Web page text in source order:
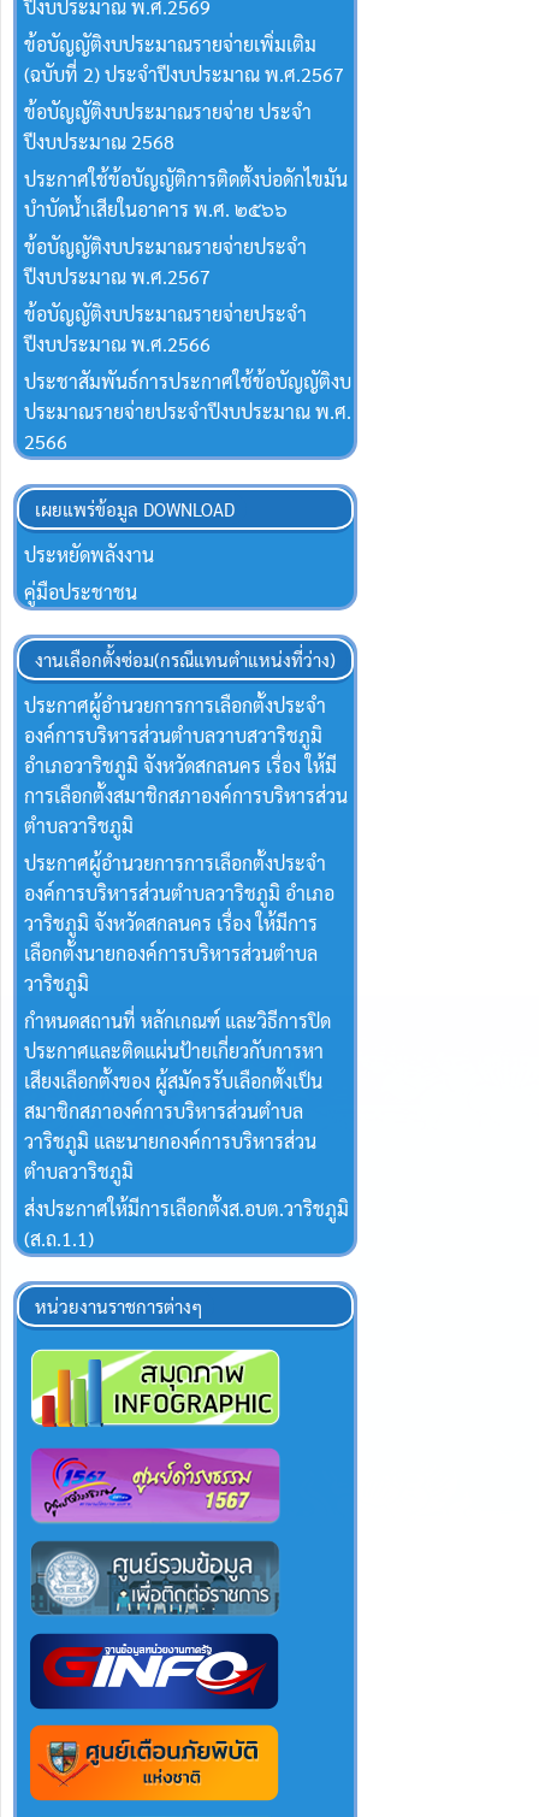
ปีงบประมาณ พ.ศ.2569
ข้อบัญญัติงบประมาณรายจ่ายเพิ่มเติม
(ฉบับที่ 2) ประจำปีงบประมาณ พ.ศ.2567
ข้อบัญญัติงบประมาณรายจ่าย ประจำ
ปีงบประมาณ 2568
ประกาศใช้ข้อบัญญัติการติดตั้งบ่อดักไขมัน
บำบัดน้ำเสียในอาคาร พ.ศ. ๒๕๖๖
ข้อบัญญัติงบประมาณรายจ่ายประจำ
ปีงบประมาณ พ.ศ.2567
ข้อบัญญัติงบประมาณรายจ่ายประจำ
ปีงบประมาณ พ.ศ.2566
ประชาสัมพันธ์การประกาศใช้ข้อบัญญัติงบ
ประมาณรายจ่ายประจำปีงบประมาณ พ.ศ.
2566
เผยแพร่ข้อมูล DOWNLOAD
ประหยัดพลังงาน
คู่มือประชาชน
งานเลือกตั้งซ่อม(กรณีแทนตำแหน่งที่ว่าง)
ประกาศผู้อำนวยการการเลือกตั้งประจำ
องค์การบริหารส่วนตำบลวาบสวาริชภูมิ
อำเภอวาริชภูมิ จังหวัดสกลนคร เรื่อง ให้มี
การเลือกตั้งสมาชิกสภาองค์การบริหารส่วน
ตำบลวาริชภูมิ
ประกาศผู้อำนวยการการเลือกตั้งประจำ
องค์การบริหารส่วนตำบลวาริชภูมิ อำเภอ
วาริชภูมิ จังหวัดสกลนคร เรื่อง ให้มีการ
เลือกตั้งนายกองค์การบริหารส่วนตำบล
วาริชภูมิ
กำหนดสถานที่ หลักเกณฑ์ และวิธีการปิด
ประกาศและติดแผ่นป้ายเกี่ยวกับการหา
เสียงเลือกตั้งของ ผู้สมัครรับเลือกตั้งเป็น
สมาชิกสภาองค์การบริหารส่วนตำบล
วาริชภูมิ และนายกองค์การบริหารส่วน
ตำบลวาริชภูมิ
ส่งประกาศให้มีการเลือกตั้งส.อบต.วาริชภูมิ
(ส.ถ.1.1)
หน่วยงานราชการต่างๆ